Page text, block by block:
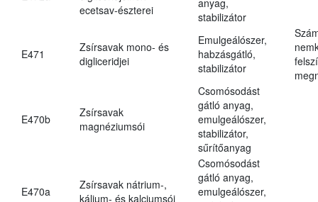
ecetsav-észterei
stabilizátor
E471
Zsírsavak mono- és
digliceridjei
Emulgeálószer,
habzásgátló,
stabilizátor
E470b
Zsírsavak
magnéziumsói
Csomósodást
gátló anyag,
emulgeálószer,
stabilizátor,
sűrítőanyag
E470a
Zsírsavak nátrium-,
kálium- és kalciumsói
Csomósodást
gátló anyag,
emulgeálószer,